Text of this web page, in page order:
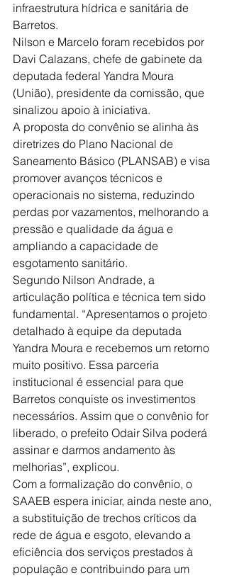
infraestrutura hídrica e sanitária de
Barretos.
Nilson e Marcelo foram recebidos por
Davi Calazans, chefe de gabinete da
deputada federal Yandra Moura
(União), presidente da comissão, que
sinalizou apoio à iniciativa.
A proposta do convênio se alinha às
diretrizes do Plano Nacional de
Saneamento Básico (PLANSAB) e visa
promover avanços técnicos e
operacionais no sistema, reduzindo
perdas por vazamentos, melhorando a
pressão e qualidade da água e
ampliando a capacidade de
esgotamento sanitário.
Segundo Nilson Andrade, a
articulação política e técnica tem sido
fundamental. “Apresentamos o projeto
detalhado à equipe da deputada
Yandra Moura e recebemos um retorno
muito positivo. Essa parceria
institucional é essencial para que
Barretos conquiste os investimentos
necessários. Assim que o convênio for
liberado, o prefeito Odair Silva poderá
assinar e darmos andamento às
melhorias”, explicou.
Com a formalização do convênio, o
SAAEB espera iniciar, ainda neste ano,
a substituição de trechos críticos da
rede de água e esgoto, elevando a
eficiência dos serviços prestados à
população e contribuindo para um